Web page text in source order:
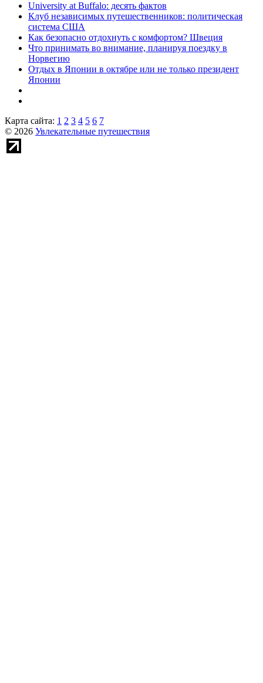
University at Buffalo: десять фактов
Клуб независимых путешественников: политическая
система США
Как безопасно отдохнуть с комфортом? Швеция
Что принимать во внимание, планируя поездку в
Норвегию
Отдых в Японии в октябре или не только президент
Японии
Карта сайта: 1 2 3 4 5 6 7
© 2026 Увлекательные путешествия